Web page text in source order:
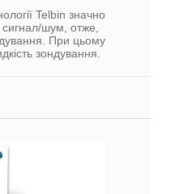
Telbin значно
сигнал/шум, отже,
При цьому
зондування.